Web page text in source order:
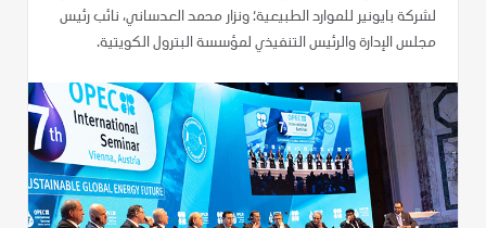
لشركة بايونير للموارد الطبيعية؛ ونزار محمد العدساني، نائب رئيس
مجلس الإدارة والرئيس التنفيذي لمؤسسة البترول الكويتية.